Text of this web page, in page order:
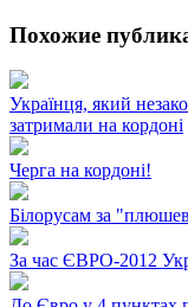
Похожие
Українця, який
затримали на кордоні
Черга на кордоні!
Білорусам за
За час ЄВРО-2012